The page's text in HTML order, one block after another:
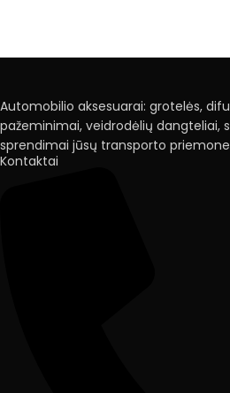
Automobilio aksesuarai: grotelės,
pažeminimai, veidrodėlių dangteliai,
sprendimai jūsų transporto
Kontaktai